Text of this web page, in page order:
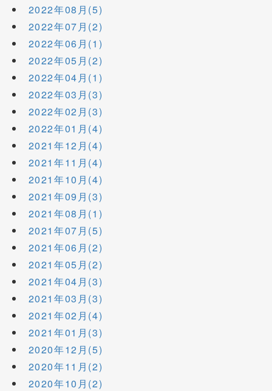
2022年08月(5)
2022年07月(2)
2022年06月(1)
2022年05月(2)
2022年04月(1)
2022年03月(3)
2022年02月(3)
2022年01月(4)
2021年12月(4)
2021年11月(4)
2021年10月(4)
2021年09月(3)
2021年08月(1)
2021年07月(5)
2021年06月(2)
2021年05月(2)
2021年04月(3)
2021年03月(3)
2021年02月(4)
2021年01月(3)
2020年12月(5)
2020年11月(2)
2020年10月(2)